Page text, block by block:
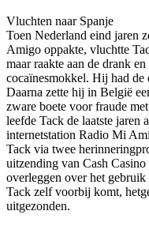
Vluchten naar Spanje
Toen Nederland eind jaren
Amigo oppakte, vluchtte
maar raakte aan de drank
cocaïnesmokkel. Hij had de
Daarna zette hij in België
zware boete voor fraude
leefde Tack de laatste jaren
internetstation Radio Mi
Tack via twee
uitzending van Cash
overleggen over het
Tack zelf voorbij komt,
uitgezonden.